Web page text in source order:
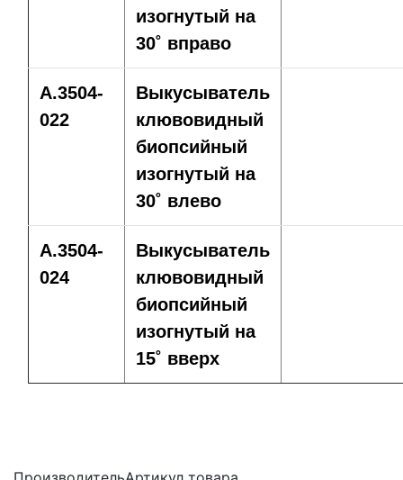
изогнутый на
30˚ вправо
A.3504-
022
Выкусыватель
клювовидный
биопсийный
изогнутый на
30˚ влево
A.3504-
024
Выкусыватель
клювовидный
биопсийный
изогнутый на
15˚ вверх